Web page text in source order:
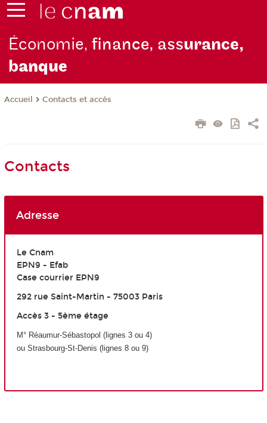
Économie,finance, assurance,
banque
Accueil Contacts et accès
Contacts
Adresse
Le Cnam
EPN9 - Efab
Case courrier EPN9
292 rue Saint-Martin - 75003 Paris
Accès 3 - 5ème étage
M° Réaumur-Sébastopol (lignes 3 ou 4)
ou Strasbourg-St-Denis (lignes 8 ou 9)